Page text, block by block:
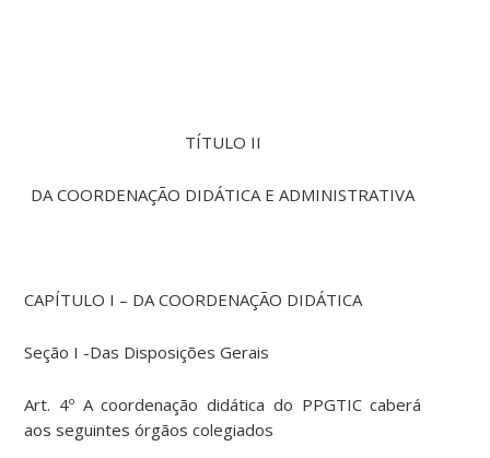
TÍTULO II
DA COORDENAÇÃO DIDÁTICA E ADMINISTRATIVA
CAPÍTULO I – DA COORDENAÇÃO DIDÁTICA
Seção I -Das Disposições Gerais
Art. 4º A coordenação didática do PPGTIC caberá
aos seguintes órgãos colegiados